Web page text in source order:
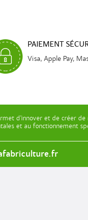
PAIEMENT
Visa, Apple Pay,
d’innover et de créer de
et au fonctionnement